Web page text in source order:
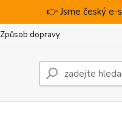
👉 Jsme český e-
Způsob dopravy